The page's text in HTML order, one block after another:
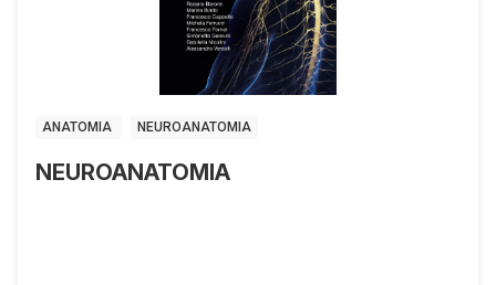
ANATOMIA NEUROANATOMIA
NEUROANATOMIA